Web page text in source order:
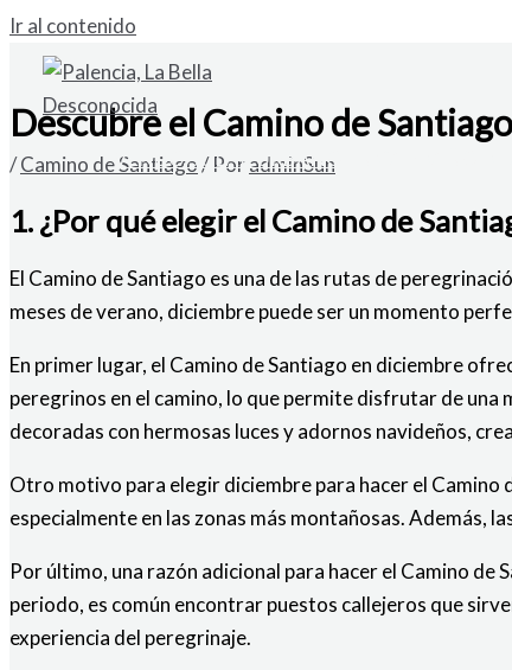
Ir al contenido
VENDO SOLAR URBANO EN CARDAÑO DE
Descubre el Camino de
/Camino de Santiago/ PoradminSun
1. ¿Por qué elegir el Camino de
El Camino de Santiago es una de las rutas de
meses de verano, diciembre puede ser un momento
En primer lugar, el Camino de Santiago en diciembre
peregrinos en el camino, lo que permite disfrutar de una
decoradas con hermosas luces y adornos navideños,
Otro motivo para elegir diciembre para hacer el Camino
especialmente en las zonas más montañosas. Además,
Por último, una razón adicional para hacer el Camino
periodo, es común encontrar puestos callejeros que
experiencia del peregrinaje.